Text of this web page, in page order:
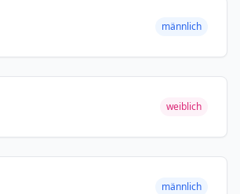
männlich
weiblich
männlich